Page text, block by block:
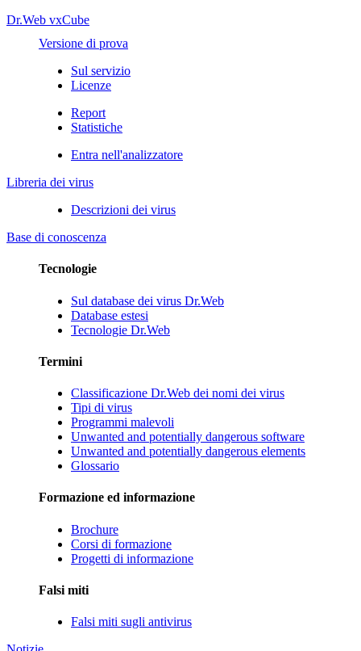
Dr.Web vxCube
Versione di prova
Sul servizio
Licenze
Report
Statistiche
Entra nell'analizzatore
Libreria dei virus
Descrizioni dei virus
Base di conoscenza
Tecnologie
Sul database dei virus Dr.Web
Database estesi
Tecnologie Dr.Web
Termini
Classificazione Dr.Web dei nomi dei virus
Tipi di virus
Programmi malevoli
Unwanted and potentially dangerous software
Unwanted and potentially dangerous elements
Glossario
Formazione ed informazione
Brochure
Corsi di formazione
Progetti di informazione
Falsi miti
Falsi miti sugli antivirus